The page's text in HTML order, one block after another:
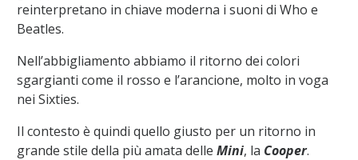
reinterpretano in chiave moderna i suoni di Who e
Beatles.
Nell’abbigliamento abbiamo il ritorno dei colori
sgargianti come il rosso e l’arancione, molto in voga
nei Sixties.
Il contesto è quindi quello giusto per un ritorno in
grande stile della più amata delle Mini, la Cooper.